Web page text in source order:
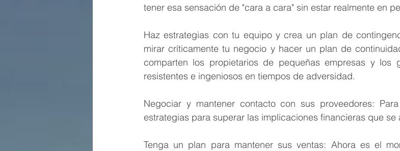
tener esa sensación de "cara a cara" sin estar realmente en
Haz estrategias con tu equipo y crea un plan de
mirar críticamente tu negocio y hacer un plan de
comparten los propietarios de pequeñas empresas y los
resistentes e ingeniosos en tiempos de adversidad.
Negociar y mantener contacto con sus proveedores:
estrategias para superar las implicaciones financieras que se
Tenga un plan para mantener sus ventas: Ahora es el